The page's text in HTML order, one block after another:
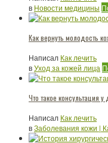
в Новости медицины
Как вернуть молодость
Написал Как лечить
вУход за кожей лица
Что такое консультация у
Написал Как лечить
вЗаболевания кожи |